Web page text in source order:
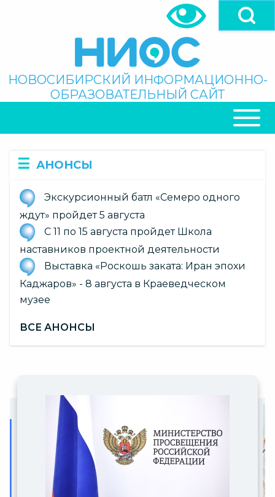
Поиск
НОВОСИБИРСКИЙ ИНФОРМАЦИОННО-
ОБРАЗОВАТЕЛЬНЫЙ САЙТ
НАВИГАЦИЯ
АНОНСЫ
Экскурсионный батл «Семеро одного
ждут» пройдет 5 августа
С 11 по 15 августа пройдет Школа
наставников проектной деятельности
Выставка «Роскошь заката: Иран эпохи
Каджаров» - 8 августа в Краеведческом
музее
ВСЕ АНОНСЫ
Slide